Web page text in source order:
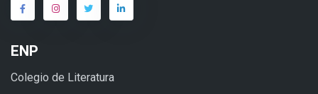
ENP
Colegio de Literatura